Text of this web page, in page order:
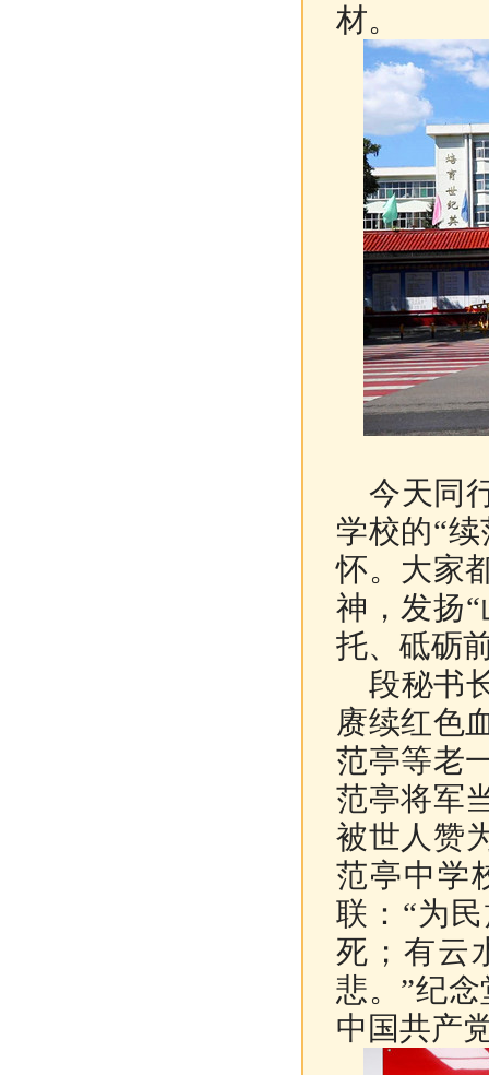
材。
今天同
学校的“
怀。大家
神，发扬
托、砥砺
段秘书
赓续红色
范亭等老
范亭将军
被世人赞
范亭中学
联：“为
死；有云
悲。”纪
中国共产